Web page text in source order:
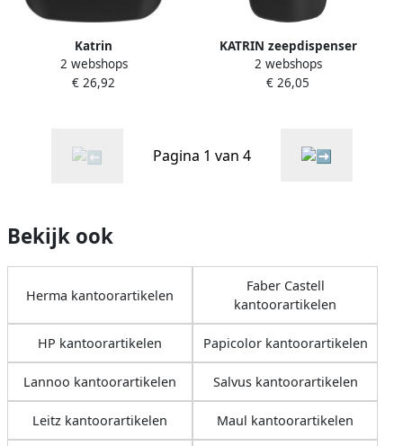
Katrin
Toiletpapierdispenser
Gigant L jumbo groot wit
2 webshops
€ 26,92
KATRIN zeepdispenser
77335 500 ml wit
2 webshops
€ 26,05
Pagina 1 van 4
Bekijk ook
Herma kantoorartikelen
Faber Castell
kantoorartikelen
HP kantoorartikelen Papicolor kantoorartikelen
Lannoo kantoorartikelen Salvus kantoorartikelen
Leitz kantoorartikelen Maul kantoorartikelen